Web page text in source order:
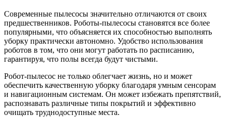
Современные пылесосы значительно отличаются от своих
предшественников. Роботы-пылесосы становятся все более
популярными, что объясняется их способностью выполнять
уборку практически автономно. Удобство использования
роботов в том, что они могут работать по расписанию,
гарантируя, что полы всегда будут чистыми.
Робот-пылесос не только облегчает жизнь, но и может
обеспечить качественную уборку благодаря умным сенсорам
и навигационным системам. Он может избежать препятствий,
распознавать различные типы покрытий и эффективно
очищать труднодоступные места.